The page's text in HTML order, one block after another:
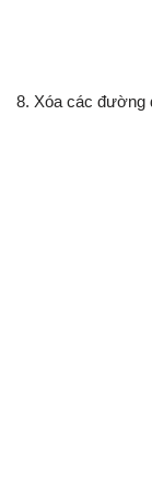
8. Xóa các đường